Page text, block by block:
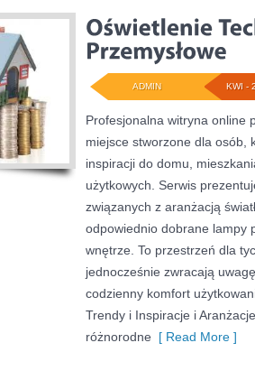
KWI -
ADMIN
Profesjonalna witryna online
miejsce stworzone dla osób,
inspiracji do domu,
użytkowych. Serwis
związanych z aranżacją
odpowiednio dobrane lampy
wnętrze. To przestrzeń dla
jednocześnie zwracają
codzienny komfort
Trendy i Inspiracje i
różnorodne [ Read More ]